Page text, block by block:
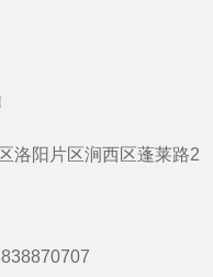
洛阳片区涧西区蓬莱路2